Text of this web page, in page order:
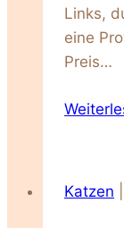
Links,
eine
Preis…
Katzen